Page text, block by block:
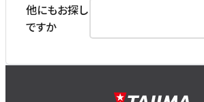
他にもお探し
ですか